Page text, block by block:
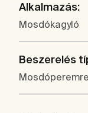
Alkalmazás:
Mosdókagyló
Beszerelés